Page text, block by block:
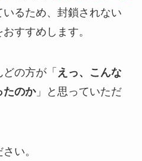
いるため、封鎖されない
すすめします。
の方が「 えっ、こんな
たのか」と思っていただ
い。